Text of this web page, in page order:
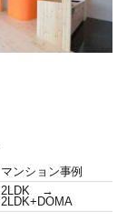
マンション事例
2LDK →
2LDK+DOMA